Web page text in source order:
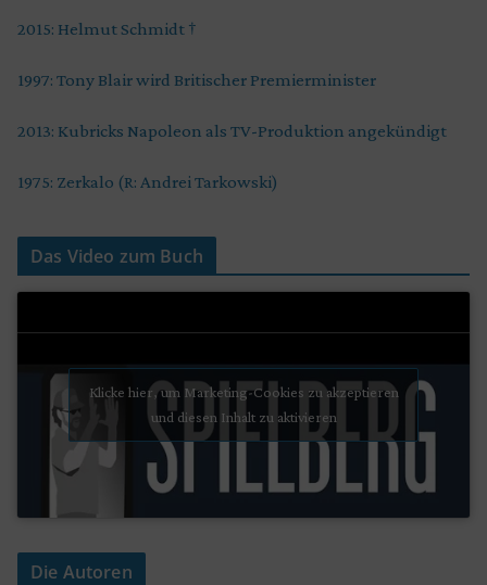
2015: Helmut Schmidt †
1997: Tony Blair wird Britischer Premierminister
2013: Kubricks Napoleon als TV-Produktion angekündigt
1975: Zerkalo (R: Andrei Tarkowski)
Das Video zum Buch
Klicke hier, um Marketing-Cookies zu akzeptieren
und diesen Inhalt zu aktivieren
Die Autoren